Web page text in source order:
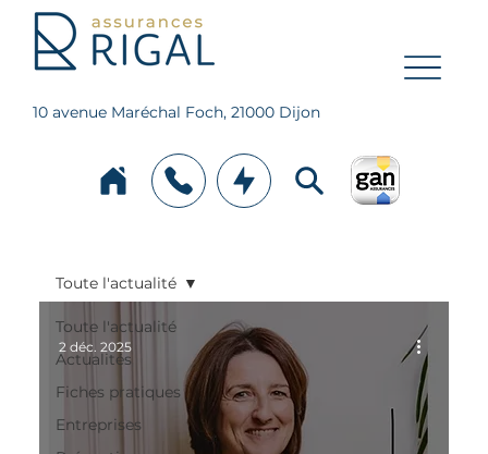
10 avenue Maréchal Foch, 21000 Dijon
Toute l'actualité
Actualités
Fiches pratiques
Entreprises
Toute l'actualité
2 déc. 2025